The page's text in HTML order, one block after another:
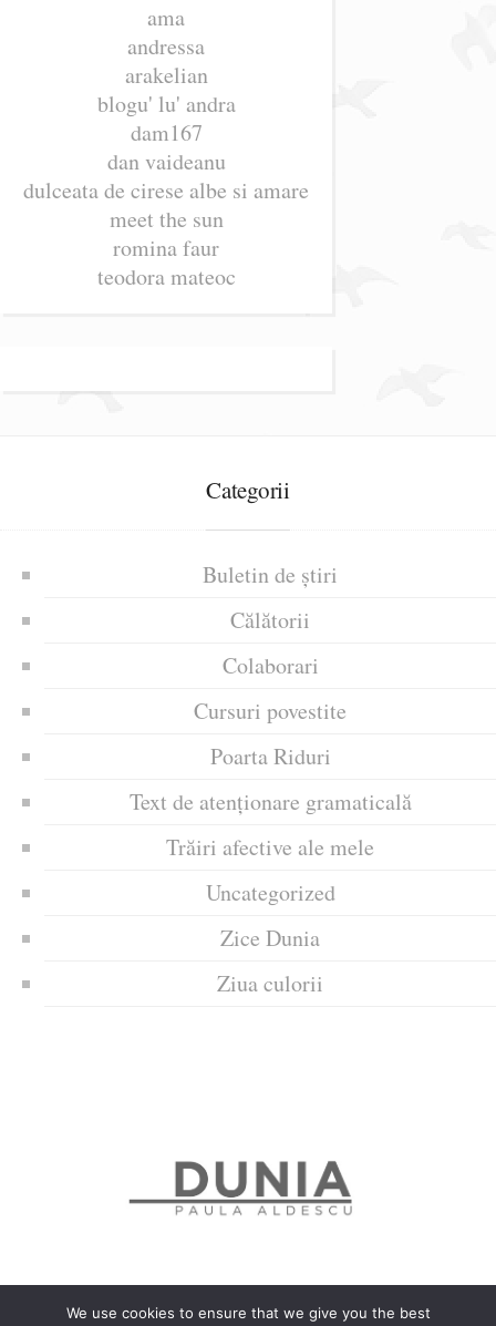
ama
andressa
arakelian
blogu' lu' andra
dam167
dan vaideanu
dulceata de cirese albe si amare
meet the sun
romina faur
teodora mateoc
Categorii
Buletin de știri
Călătorii
Colaborari
Cursuri povestite
Poarta Riduri
Text de atenționare gramaticală
Trăiri afective ale mele
Uncategorized
Zice Dunia
Ziua culorii
We use cookies to ensure that we give you the best